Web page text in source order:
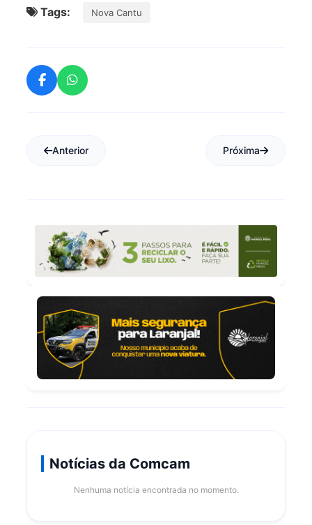
Tags: Nova Cantu
Anterior Próxima
Notícias da Comcam
Nenhuma notícia encontrada no momento.